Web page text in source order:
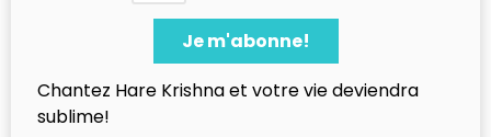
Chantez Hare Krishna et votre vie deviendra
sublime!